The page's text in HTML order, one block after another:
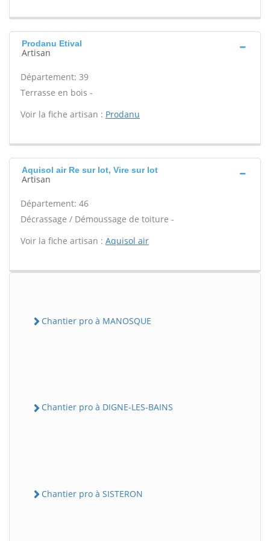
Prodanu Etival
Artisan
Département: 39
Terrasse en bois -
Voir la fiche artisan : Prodanu
Aquisol air Re sur lot, Vire sur lot
Artisan
Département: 46
Décrassage / Démoussage de toiture -
Voir la fiche artisan : Aquisol air
Chantier pro à MANOSQUE
Chantier pro à DIGNE-LES-BAINS
Chantier pro à SISTERON